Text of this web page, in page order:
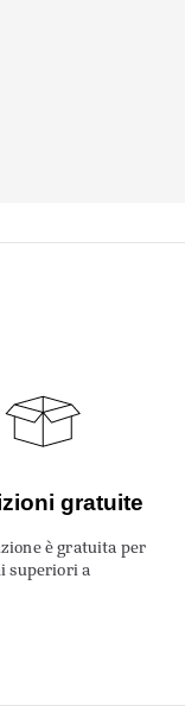
gratuite
è gratuita per
superiori a